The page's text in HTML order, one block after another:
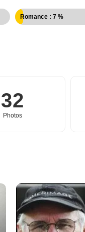
Romance : 7 %
32
Photos